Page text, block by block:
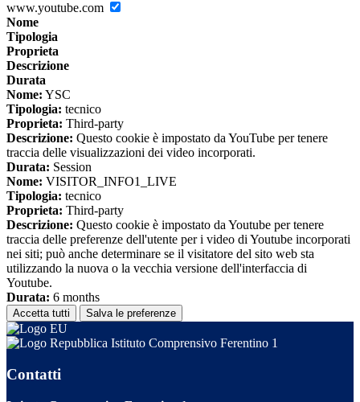
www.youtube.com
Nome
Tipologia
Proprieta
Descrizione
Durata
Nome: YSC
Tipologia: tecnico
Proprieta: Third-party
Descrizione: Questo cookie è impostato da YouTube per tenere
traccia delle visualizzazioni dei video incorporati.
Durata: Session
Nome: VISITOR_INFO1_LIVE
Tipologia: tecnico
Proprieta: Third-party
Descrizione: Questo cookie è impostato da Youtube per tenere
traccia delle preferenze dell'utente per i video di Youtube incorporati
nei siti; può anche determinare se il visitatore del sito web sta
utilizzando la nuova o la vecchia versione dell'interfaccia di
Youtube.
Durata: 6 months
Accetta tutti Salva le preferenze
Istituto Comprensivo Ferentino 1
Contatti